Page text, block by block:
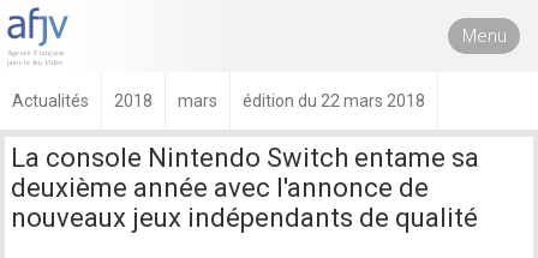
Menu
Actualités 2018 mars édition du 22 mars 2018
La console Nintendo Switch entame sa
deuxième année avec l'annonce de
nouveaux jeux indépendants de qualité